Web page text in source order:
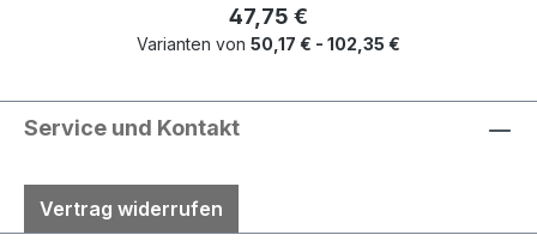
Regulärer Preis:
47,75 €
Varianten von 50,17 € - 102,35 €
Service und Kontakt
Vertrag widerrufen